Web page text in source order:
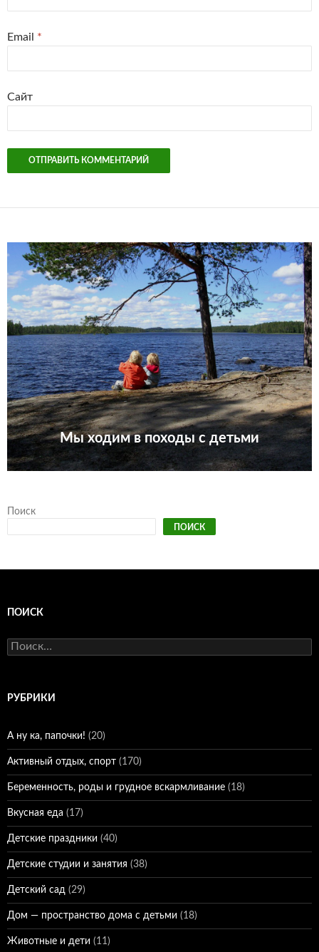
Email *
Сайт
Мы ходим в походы с детьми
Поиск
ПОИСК
ПОИСК
Найти:
РУБРИКИ
А ну ка, папочки! (20)
Активный отдых, спорт (170)
Беременность, роды и грудное вскармливание (18)
Вкусная еда (17)
Детские праздники (40)
Детские студии и занятия (38)
Детский сад (29)
Дом — пространство дома с детьми (18)
Животные и дети (11)